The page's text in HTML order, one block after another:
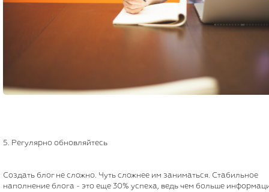
5. Регулярно обновляйтесь
Создать блог не сложно. Чуть сложнее им заниматься. Стабильное
наполнение блога - это еще 30% успеха, ведь чем больше